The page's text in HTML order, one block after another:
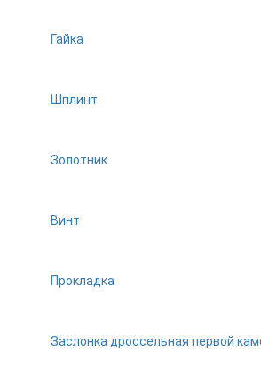
Гайка
Шплинт
Золотник
Винт
Прокладка
Заслонка дроссельная первой